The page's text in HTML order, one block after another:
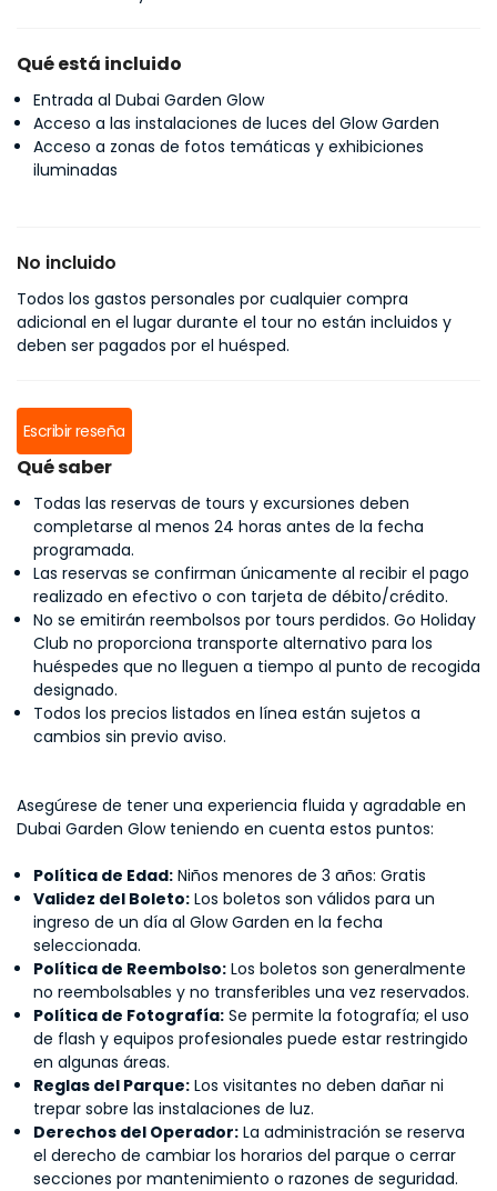
Qué está incluido
Entrada al Dubai Garden Glow
Acceso a las instalaciones de luces del Glow Garden
Acceso a zonas de fotos temáticas y exhibiciones
iluminadas
No incluido
Todos los gastos personales por cualquier compra
adicional en el lugar durante el tour no están incluidos y
deben ser pagados por el huésped.
Escribir reseña
Qué saber
Todas las reservas de tours y excursiones deben
completarse al menos 24 horas antes de la fecha
programada.
Las reservas se confirman únicamente al recibir el pago
realizado en efectivo o con tarjeta de débito/crédito.
No se emitirán reembolsos por tours perdidos. Go Holiday
Club no proporciona transporte alternativo para los
huéspedes que no lleguen a tiempo al punto de recogida
designado.
Todos los precios listados en línea están sujetos a
cambios sin previo aviso.
Asegúrese de tener una experiencia fluida y agradable en
Dubai Garden Glow teniendo en cuenta estos puntos:
Política de Edad: Niños menores de 3 años: Gratis
Validez del Boleto: Los boletos son válidos para un
ingreso de un día al Glow Garden en la fecha
seleccionada.
Política de Reembolso: Los boletos son generalmente
no reembolsables y no transferibles una vez reservados.
Política de Fotografía: Se permite la fotografía; el uso
de flash y equipos profesionales puede estar restringido
en algunas áreas.
Reglas del Parque: Los visitantes no deben dañar ni
trepar sobre las instalaciones de luz.
Derechos del Operador: La administración se reserva
el derecho de cambiar los horarios del parque o cerrar
secciones por mantenimiento o razones de seguridad.